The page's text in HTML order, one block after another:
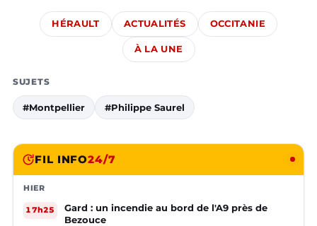
HÉRAULT ACTUALITÉS OCCITANIE
À LA UNE
SUJETS
#Montpellier #Philippe Saurel
FIL INFO24/7
HIER
17h25
Gard : un incendie au bord de l'A9 près de
Bezouce